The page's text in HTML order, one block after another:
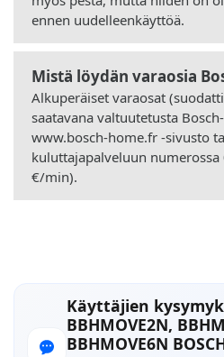
ennen uudelleenkäyttöä.
Mistä löydän varaosia
Alkuperäiset varaosat
saatavana valtuutetusta
www.bosch-home.fr -sivusto
kuluttajapalveluun
€/min).
Käyttäjien
BBHMOVE2N,
BBHMOVE6N